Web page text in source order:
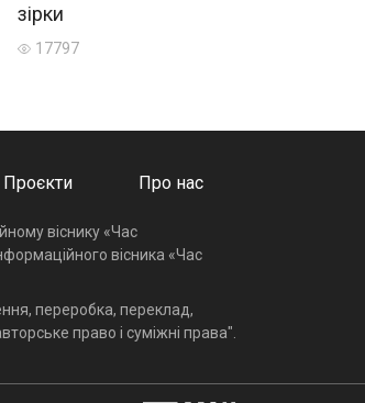
зірки
17797
Проєкти Про нас
віснику «Час
вісника «Час
переробка, переклад,
право і суміжні права".